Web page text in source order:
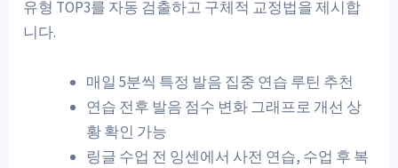
유형 TOP3를 자동 검출하고 구체적 교정법을 제시합
니다.
매일 5분씩 특정 발음 집중 연습 루틴 추천
연습 전후 발음 점수 변화 그래프로 개선 상
황 확인 가능
링글 수업 전 잉센에서 사전 연습, 수업 후 복